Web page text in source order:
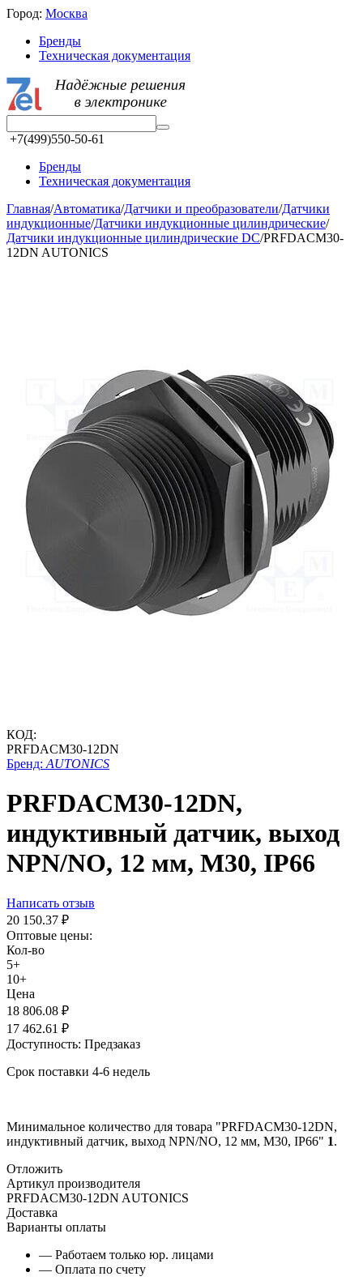
Город: Москва
Бренды
Техническая документация
+7(499)550-50-61
Бренды
Техническая документация
Главная/Автоматика/Датчики и преобразователи/Датчики
индукционные/Датчики индукционные цилиндрические/
Датчики индукционные цилиндрические DC/PRFDACM30-
12DN AUTONICS
КОД:
PRFDACM30-12DN
Бренд: AUTONICS
PRFDACM30-12DN,
индуктивный датчик, выход
NPN/NO, 12 мм, М30, IP66
Написать отзыв
20 150.37 ₽
Оптовые цены:
Кол-во
5+
10+
Цена
18 806.08 ₽
17 462.61 ₽
Доступность: Предзаказ
Срок поставки 4-6 недель
Минимальное количество для товара "PRFDACM30-12DN,
индуктивный датчик, выход NPN/NO, 12 мм, М30, IP66" 1.
Отложить
Артикул производителя
PRFDACM30-12DN AUTONICS
Доставка
Варианты оплаты
— Работаем только юр. лицами
— Оплата по счету